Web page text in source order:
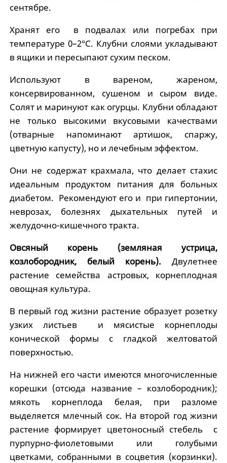
сентябре.
Хранят его в подвалах или погребах при
температуре 0–2°С. Клубни слоями укладывают
в ящики и пересыпают сухим песком.
Используют в вареном, жареном,
консервированном, сушеном и сыром виде.
Солят и маринуют как огурцы. Клубни обладают
не только высокими вкусовыми качествами
(отварные напоминают артишок, спаржу,
цветную капусту), но и лечебным эффектом.
Они не содержат крахмала, что делает стахис
идеальным продуктом питания для больных
диабетом. Рекомендуют его и при гипертонии,
неврозах, болезнях дыхательных путей и
желудочно-кишечного тракта.
Овсяный корень (земляная устрица,
козлобородник, белый корень).Двулетнее
растение семейства астровых, корнеплодная
овощная культура.
В первый год жизни растение образует розетку
узких листьев и мясистые корнеплоды
конической формы с гладкой желтоватой
поверхностью.
На нижней его части имеются многочисленные
корешки (отсюда название – козлобородник);
мякоть корнеплода белая, при разломе
выделяется млечный сок. На второй год жизни
растение формирует цветоносный стебель с
пурпурно-фиолетовыми или голубыми
цветками, собранными в соцветия (корзинки).